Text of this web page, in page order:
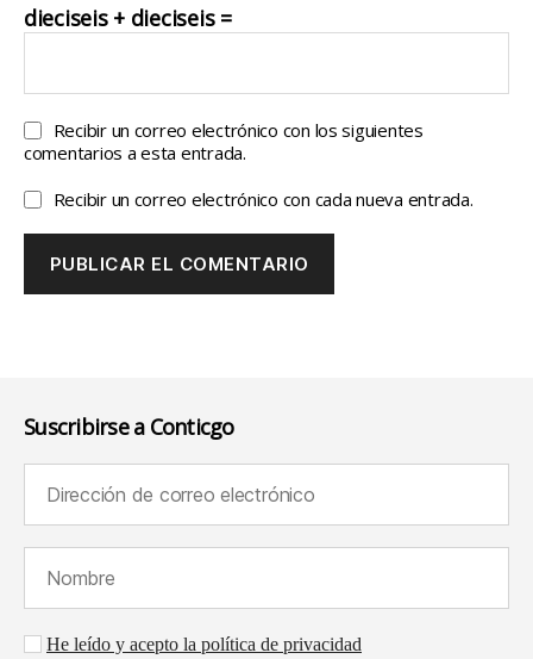
dieciseis + dieciseis =
Recibir un correo electrónico con los siguientes
comentarios a esta entrada.
Recibir un correo electrónico con cada nueva entrada.
Suscribirse a Conticgo
Aceptación de la política de privacidad
He leído y acepto la política de privacidad